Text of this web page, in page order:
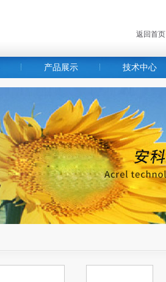
返回首页
产品展示 技术中心